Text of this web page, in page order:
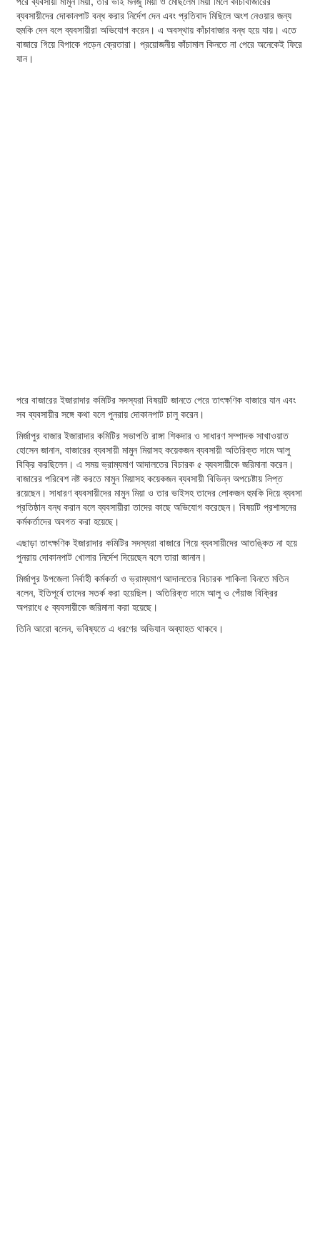
ব্যবসায়ীদের দোকানপাট বন্ধ করার নির্দেশ দেন এবং প্রতিবাদ মিছিলে অংশ নেওয়ার জন্য
হুমকি দেন বলে ব্যবসায়ীরা অভিযোগ করেন। এ অবস্থায় কাঁচাবাজার বন্ধ হয়ে যায়। এতে
বাজারে গিয়ে বিপাকে পড়েন ক্রেতারা। প্রয়োজনীয় কাঁচামাল কিনতে না পেরে অনেকেই ফিরে
যান।
পরে বাজারের ইজারাদার কমিটির সদস্যরা বিষয়টি জানতে পেরে তাৎক্ষণিক বাজারে যান এবং
সব ব্যবসায়ীর সঙ্গে কথা বলে পুনরায় দোকানপাট চালু করেন।
মির্জাপুর বাজার ইজারাদার কমিটির সভাপতি রাঙ্গা শিকদার ও সাধারণ সম্পাদক সাখাওয়াত
হোসেন জানান, বাজারের ব্যবসায়ী মামুন মিয়াসহ কয়েকজন ব্যবসায়ী অতিরিক্ত দামে আলু
বিক্রি করছিলেন। এ সময় ভ্রাম্যমাণ আদালতের বিচারক ৫ ব্যবসায়ীকে জরিমানা করেন।
বাজারের পরিবেশ নষ্ট করতে মামুন মিয়াসহ কয়েকজন ব্যবসায়ী বিভিন্ন অপচেষ্টায় লিপ্ত
রয়েছেন। সাধারণ ব্যবসায়ীদের মামুন মিয়া ও তার ভাইসহ তাদের লোকজন হুমকি দিয়ে ব্যবসা
প্রতিষ্ঠান বন্ধ করান বলে ব্যবসায়ীরা তাদের কাছে অভিযোগ করেছেন। বিষয়টি প্রশাসনের
কর্মকর্তাদের অবগত করা হয়েছে।
এছাড়া তাৎক্ষণিক ইজারাদার কমিটির সদস্যরা বাজারে গিয়ে ব্যবসায়ীদের আতঙ্কিত না হয়ে
পুনরায় দোকানপাট খোলার নির্দেশ দিয়েছেন বলে তারা জানান।
মির্জাপুর উপজেলা নির্বাহী কর্মকর্তা ও ভ্রাম্যমাণ আদালতের বিচারক শাকিলা বিনতে মতিন
বলেন, ইতিপূর্বে তাদের সতর্ক করা হয়েছিল। অতিরিক্ত দামে আলু ও পেঁয়াজ বিক্রির
অপরাধে ৫ ব্যবসায়ীকে জরিমানা করা হয়েছে।
তিনি আরো বলেন, ভবিষ্যতে এ ধরণের অভিযান অব্যাহত থাকবে।